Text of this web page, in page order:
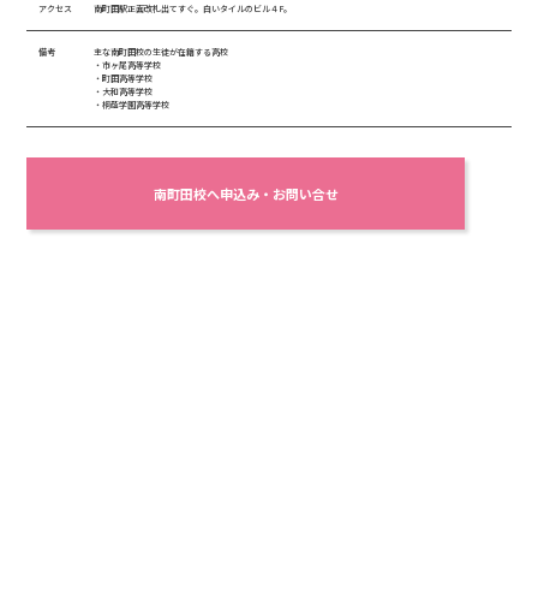
アクセス 南町田駅正面改札出てすぐ。白いタイルのビル４F。
備考
主な南町田校の生徒が在籍する高校
・市ヶ尾高等学校
・町田高等学校
・大和高等学校
・桐蔭学園高等学校
南町田校へ申込み・お問い合せ